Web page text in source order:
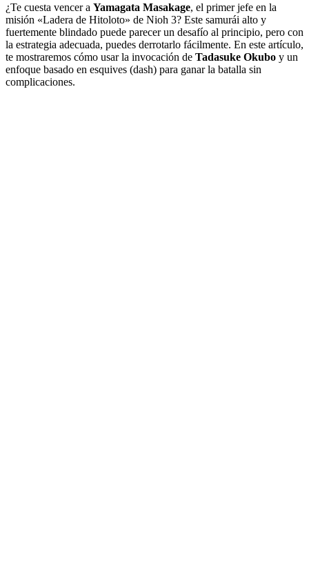
¿Te cuesta vencer a Yamagata Masakage, el primer jefe en la
misión «Ladera de Hitoloto» de Nioh 3? Este samurái alto y
fuertemente blindado puede parecer un desafío al principio, pero con
la estrategia adecuada, puedes derrotarlo fácilmente. En este artículo,
te mostraremos cómo usar la invocación de Tadasuke Okubo y un
enfoque basado en esquives (dash) para ganar la batalla sin
complicaciones.